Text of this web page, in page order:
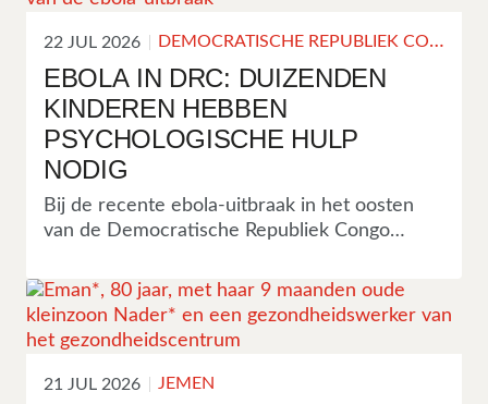
aardbevingen in Venezuela. Heimwee naar
hun huizen, scholen, dierbaren en vrienden
die tot de bijna 5.400 mensen behoorden die
bij de ramp omkwamen.
22 JUL 2026 DEMOCRATISCHE REPUBLIEK CONGO
EBOLA IN DRC: DUIZENDEN
KINDEREN HEBBEN
PSYCHOLOGISCHE HULP
NODIG
Bij de recente ebola-uitbraak in het oosten
van de Democratische Republiek Congo
overleden. Duizenden anderen leven in angst
en met trauma’s en hebben psychologische
hulp nodig nadat ze getuige zijn geweest van
het verlies van dierbaren in hun
gemeenschap.
21 JUL 2026 JEMEN